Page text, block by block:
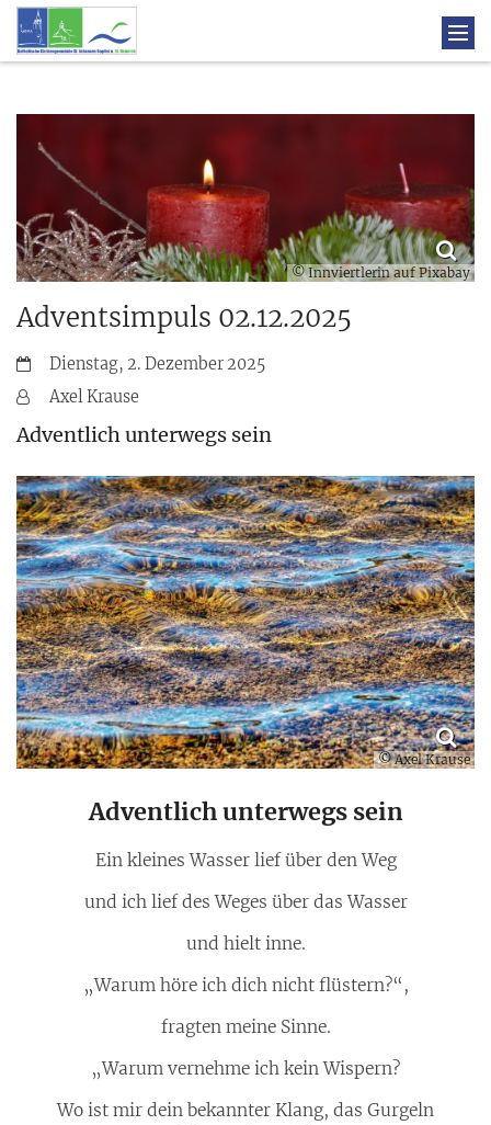
© Innviertlerin auf Pixabay
Adventsimpuls 02.12.2025
Datum:Dienstag, 2. Dezember 2025
Von:Axel Krause
Adventlich unterwegs sein
© Axel Krause
Adventlich unterwegs sein
Ein kleines Wasser lief über den Weg
und ich lief des Weges über das Wasser
und hielt inne.
„Warum höre ich dich nicht flüstern?“,
fragten meine Sinne.
„Warum vernehme ich kein Wispern?
Wo ist mir dein bekannter Klang, das Gurgeln